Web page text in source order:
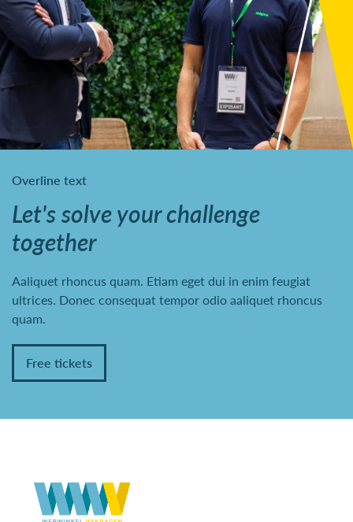
Overline text
Let's solve your challenge
together
Aaliquet rhoncus quam. Etiam eget dui in enim feugiat
ultrices. Donec consequat tempor odio aaliquet rhoncus
quam.
Free tickets